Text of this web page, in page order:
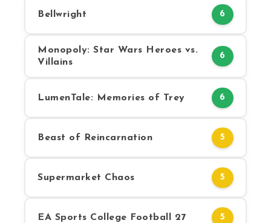
Bellwright 6
Monopoly: Star Wars Heroes vs.
Villains
6
LumenTale: Memories of Trey 6
Beast of Reincarnation 5
Supermarket Chaos 5
EA Sports College Football 27 5